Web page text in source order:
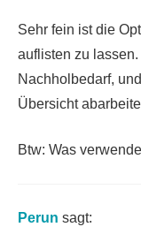
Sehr fein ist die
auflisten zu
Nachholbedarf,
Übersicht
Btw: Was
Perun sagt: